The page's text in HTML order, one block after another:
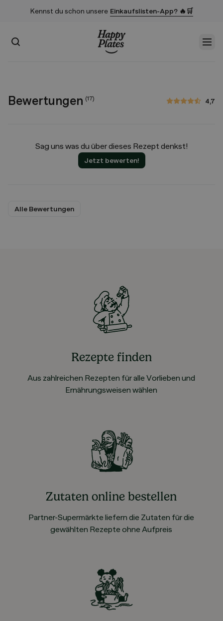
Kennst du schon unsere Einkaufslisten-App? 🔥🛒
Suchen
Bewertungen (17) 4,7
4,7 von 5 Sternen
Sag uns was du über dieses Rezept denkst!
Jetzt bewerten!
Alle Bewertungen
Rezepte finden
Aus zahlreichen Rezepten für alle Vorlieben und
Ernährungsweisen wählen
Zutaten online bestellen
Partner-Supermärkte liefern die Zutaten für die
gewählten Rezepte ohne Aufpreis